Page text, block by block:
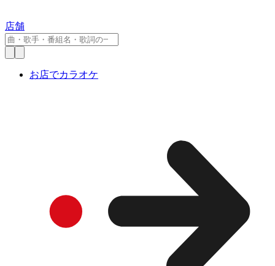
店舗
お店でカラオケ